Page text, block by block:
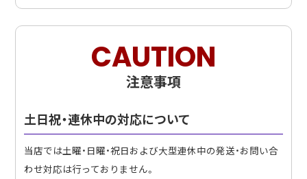
CAUTION
注意事項
土日祝・連休中の対応について
当店では土曜・日曜・祝日および大型連休中の発送・お問い合
わせ対応は行っておりません。